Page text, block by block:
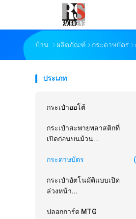
บ้าน ผลิตภัณฑ์ กระดาษบัตร
ประเภท
กระเป๋าออโต้
กระเป๋าสะพายพลาสติกที่
เปิดก่อนบนม้วน...
กระดาษบัตร
กระเป๋าอัตโนมัติแบบเปิด
ล่วงหน้า...
ปลอกการ์ด MTG